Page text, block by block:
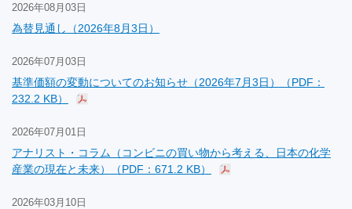
2026年08月03日
為替見通し（2026年8月3日）
2026年07月03日
基準価額の変動についてのお知らせ（2026年7月3日）（PDF：
232.2 KB）
2026年07月01日
アナリスト・コラム（コンビニの買い物から考える、日本の化学
産業の現在と未来）（PDF：671.2 KB）
2026年03月10日